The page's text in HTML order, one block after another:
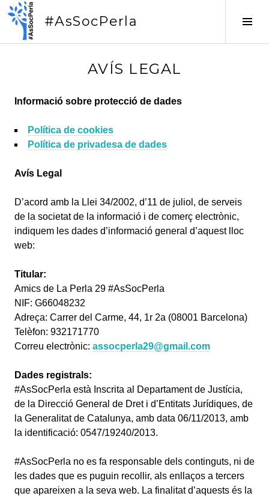
Vés
contingut
#AsSocPerla
AVÍS LEGAL
Informació sobre protecció de dades
Política de cookies
Política de privadesa de dades
Avís Legal
D’acord amb la Llei 34/2002, d’11 de juliol, de serveis
de la societat de la informació i de comerç electrònic,
indiquem les dades d’informació general d’aquest lloc
web:
Titular:
Amics de La Perla 29 #AsSocPerla
NIF: G66048232
Adreça: Carrer del Carme, 44, 1r 2a (08001 Barcelona)
Telèfon: 932171770
Correu electrònic: assocperla29@gmail.com
Dades registrals:
#AsSocPerla està Inscrita al Departament de Justícia,
de la Direcció General de Dret i d’Entitats Jurídiques, de
la Generalitat de Catalunya, amb data 06/11/2013, amb
la identificació: 0547/19240/2013.
#AsSocPerla no es fa responsable dels continguts, ni de
les dades que es puguin recollir, als enllaços a tercers
que apareixen a la seva web. La finalitat d’aquests és la